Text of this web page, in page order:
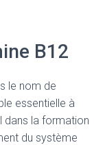
B12
le nom de
essentielle à
dans la formation
du système